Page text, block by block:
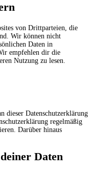
von Drittparteien, die
Wir können nicht
Daten in
empfehlen dir die
Nutzung zu lesen.
dieser Datenschutzerklärung
regelmäßig
Darüber hinaus
Daten